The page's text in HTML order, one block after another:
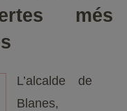
més
L’alcalde de
Blanes,